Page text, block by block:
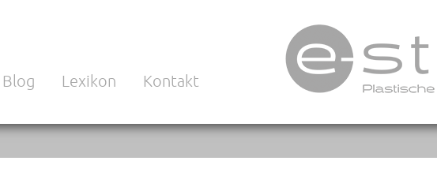
Blog Lexikon Kontakt